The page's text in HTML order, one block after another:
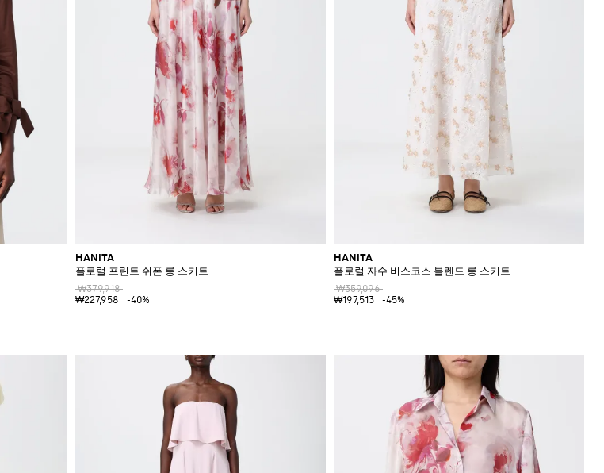
HANITA
플로럴 프린트 쉬폰 롱 스커트
₩379,918
₩227,958
-40%
HANITA
플로럴 자수 비스코스 블렌드 롱 스커트
₩359,096
₩197,513
-45%